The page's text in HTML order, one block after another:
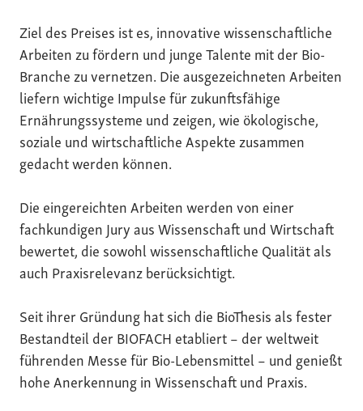
Ziel des Preises ist es, innovative wissenschaftliche
Arbeiten zu fördern und junge Talente mit der Bio-
Branche zu vernetzen. Die ausgezeichneten Arbeiten
liefern wichtige Impulse für zukunftsfähige
Ernährungssysteme und zeigen, wie ökologische,
soziale und wirtschaftliche Aspekte zusammen
gedacht werden können.
Die eingereichten Arbeiten werden von einer
fachkundigen Jury aus Wissenschaft und Wirtschaft
bewertet, die sowohl wissenschaftliche Qualität als
auch Praxisrelevanz berücksichtigt.
Seit ihrer Gründung hat sich die BioThesis als fester
Bestandteil der BIOFACH etabliert – der weltweit
führenden Messe für Bio-Lebensmittel – und genießt
hohe Anerkennung in Wissenschaft und Praxis.